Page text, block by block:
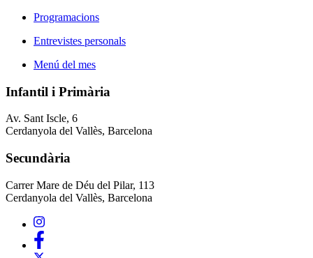
Programacions
Entrevistes personals
Menú del mes
Infantil i Primària
Av. Sant Iscle, 6
Cerdanyola del Vallès, Barcelona
Secundària
Carrer Mare de Déu del Pilar, 113
Cerdanyola del Vallès, Barcelona